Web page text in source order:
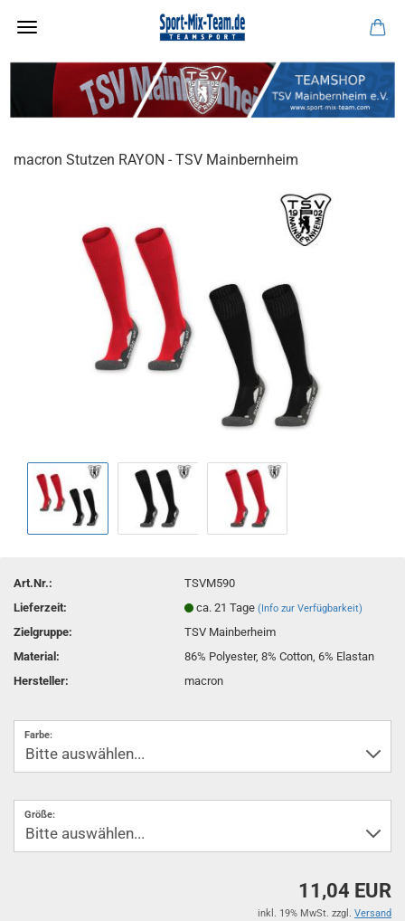
macron Stutzen RAYON - TSV Mainbernheim
Art.Nr.:
TSVM590
Lieferzeit:
ca. 21 Tage(Info zur Verfügbarkeit)
Zielgruppe:
TSV Mainberheim
Material:
86% Polyester, 8% Cotton, 6% Elastan
Hersteller:
macron
Farbe:
Größe:
11,04 EUR
inkl. 19% MwSt. zzgl. Versand